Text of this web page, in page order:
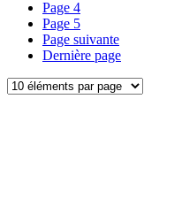
Page 4
Page 5
Page suivante
Dernière page